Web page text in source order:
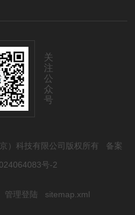
关
注
公
众
号
）科技有限公司版权所有 备案
号-2
管理登陆 sitemap.xml